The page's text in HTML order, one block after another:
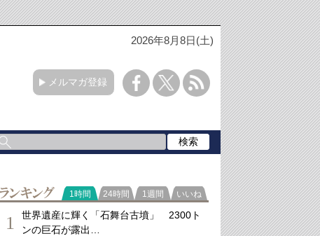
2026年8月8日(土)
メルマガ登録
ランキング
1時間 24時間 1週間 いいね
1
世界遺産に輝く「石舞台古墳」 2300ト
ンの巨石が露出…